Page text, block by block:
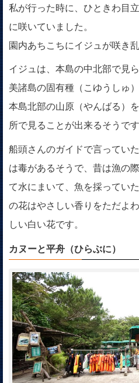
私が行った時に、ひときわ目
に咲いていました。
園内あちこちにイジュが咲き
イジュは、本島の中北部で見
美諸島の固有種（こゆうしゅ
本島北部の山原（やんばる）
所で見ることが出来るそうです
船頭さんのガイドで言ってい
は毒があるそうで、昔は漁の
て水にまいて、魚を採ってい
の花はやさしい香りをただよ
しい白い花です。
カヌーと平舟（ひらぶに）